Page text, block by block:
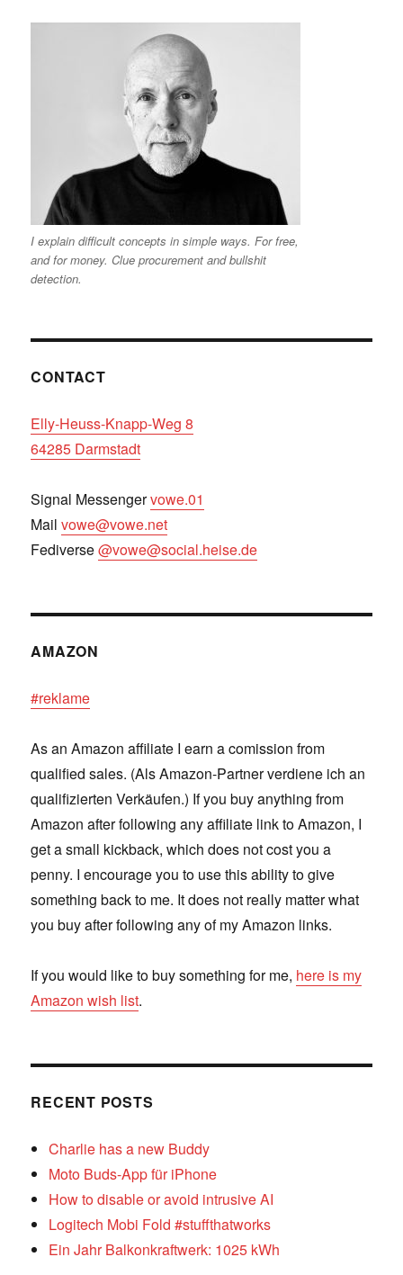
I explain difficult concepts in simple ways. For free,
and for money. Clue procurement and bullshit
detection.
CONTACT
Elly-Heuss-Knapp-Weg 8
64285 Darmstadt
Signal Messengervowe.01
Mailvowe@vowe.net
Fediverse@vowe@social.heise.de
AMAZON
#reklame
As an Amazon affiliate I earn a comission from
qualified sales. (Als Amazon-Partner verdiene ich an
qualifizierten Verkäufen.) If you buy anything from
Amazon after following any affiliate link to Amazon, I
get a small kickback, which does not cost you a
penny. I encourage you to use this ability to give
something back to me. It does not really matter what
you buy after following any of my Amazon links.
If you would like to buy something for me, here is my
Amazon wish list.
RECENT POSTS
Charlie has a new Buddy
Moto Buds-App für iPhone
How to disable or avoid intrusive AI
Logitech Mobi Fold #stuffthatworks
Ein Jahr Balkonkraftwerk: 1025 kWh